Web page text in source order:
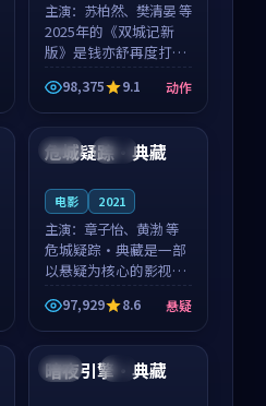
主演： 苏柏然、樊清晏 等
2025年的《双城记新
版》是钱亦舒再度打磨
的动作佳作。中国大陆
的取景与沙漠探险的氛
围相互成就，苏柏然与
樊清晏的对手戏自然克
制，让整部影片在悬念
98,375 9.1 动作
日本 院线
危城疑踪·典藏
电影 2021
主演： 章子怡、黄渤 等
危城疑踪·典藏是一部
以悬疑为核心的影视作
品，围绕危机、反转与
人物成长展开，整体节
奏紧凑，值得推荐观
看。
97,929 8.6 悬疑
法国 4K
暗夜引擎·典藏